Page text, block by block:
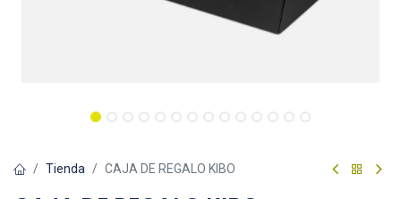
Tienda CAJA DE REGALO KIBO